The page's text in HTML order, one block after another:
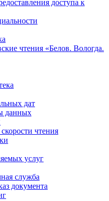
доступа к
чтения «Белов. Вологда.
дат
данных
чтения
услуг
служба
документа